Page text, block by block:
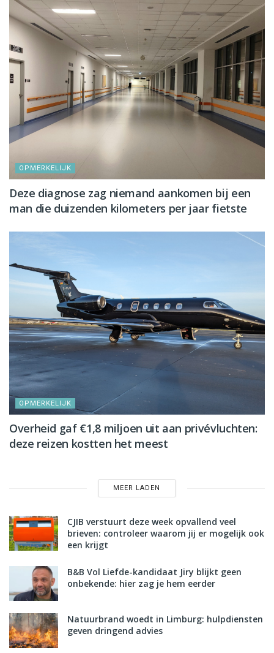
OPMERKELIJK
Deze diagnose zag niemand aankomen bij een
man die duizenden kilometers per jaar fietste
OPMERKELIJK
Overheid gaf €1,8 miljoen uit aan privévluchten:
deze reizen kostten het meest
MEER LADEN
CJIB verstuurt deze week opvallend veel
brieven: controleer waarom jij er mogelijk ook
een krijgt
B&B Vol Liefde-kandidaat Jiry blijkt geen
onbekende: hier zag je hem eerder
Natuurbrand woedt in Limburg: hulpdiensten
geven dringend advies